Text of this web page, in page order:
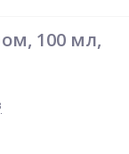
100 мл,